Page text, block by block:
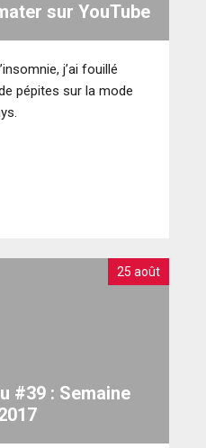
sur YouTube
j’ai fouillé
pépites sur la mode
25 août
#39 : Semaine